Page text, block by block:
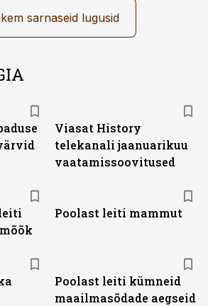
sarnaseid lugusid
Viasat History
telekanali jaanuarikuu
vaatamissoovitused
Poolast leiti mammut
Poolast leiti kümneid
maailmasõdade aegseid